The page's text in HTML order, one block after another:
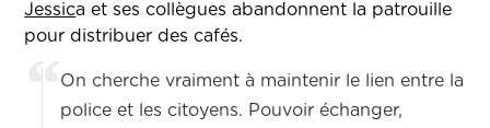
Jessica et ses collègues abandonnent la patrouille
pour distribuer des cafés.
On cherche vraiment à maintenir le lien entre la
police et les citoyens. Pouvoir échanger,